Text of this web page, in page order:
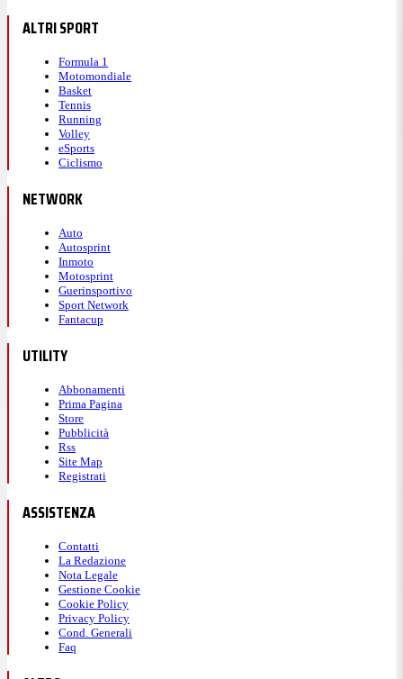
ALTRI SPORT
Formula 1
Motomondiale
Basket
Tennis
Running
Volley
eSports
Ciclismo
NETWORK
Auto
Autosprint
Inmoto
Motosprint
Guerinsportivo
Sport Network
Fantacup
UTILITY
Abbonamenti
Prima Pagina
Store
Pubblicità
Rss
Site Map
Registrati
ASSISTENZA
Contatti
La Redazione
Nota Legale
Gestione Cookie
Cookie Policy
Privacy Policy
Cond. Generali
Faq